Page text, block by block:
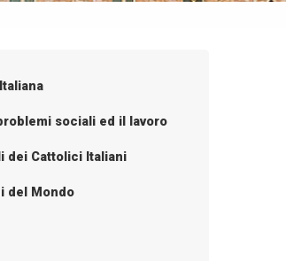
sociali ed il lavoro
dei Cattolici Italiani
del Mondo